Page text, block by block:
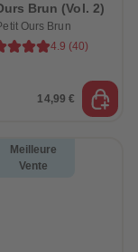
Brun (Vol. 2)
Ours Brun
4.9 (40)
14,99 €
Meilleure
Vente